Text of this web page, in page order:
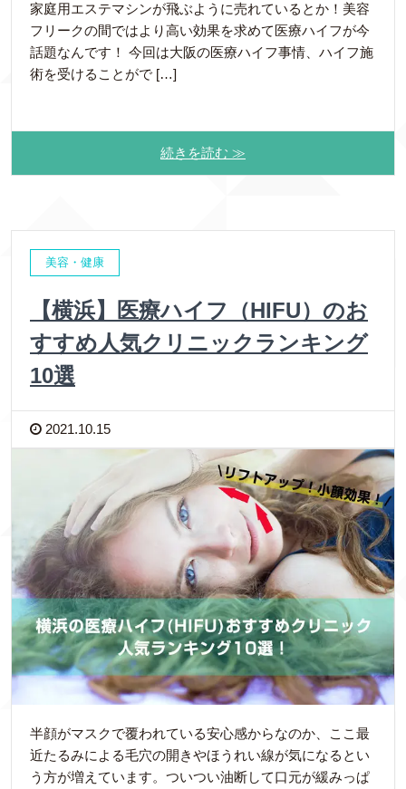
家庭用エステマシンが飛ぶように売れているとか！美容
フリークの間ではより高い効果を求めて医療ハイフが今
話題なんです！ 今回は大阪の医療ハイフ事情、ハイフ施
術を受けることがで […]
続きを読む ≫
美容・健康
【横浜】医療ハイフ（HIFU）のお
すすめ人気クリニックランキング
10選
2021.10.15
半顔がマスクで覆われている安心感からなのか、ここ最
近たるみによる毛穴の開きやほうれい線が気になるとい
う方が増えています。ついつい油断して口元が緩みっぱ